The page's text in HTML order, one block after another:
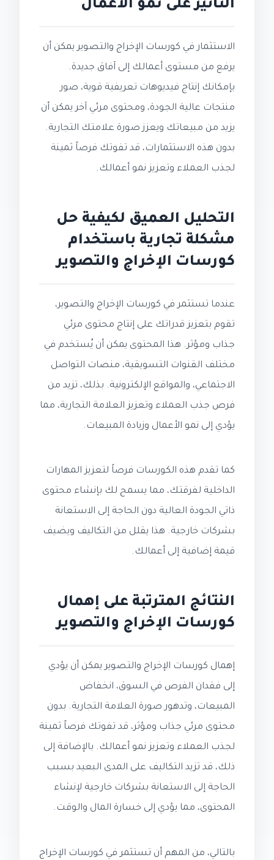
التأثير على نمو الأعمال
الاستثمار في كورسات الإخراج والتصوير يمكن أن
يرفع من مستوى أعمالك إلى آفاق جديدة.
بإمكانك إنتاج فيديوهات تعريفية قوية، صور
منتجات عالية الجودة، ومحتوى مرئي آخر يمكن أن
يزيد من مبيعاتك ويعزز صورة علامتك التجارية.
بدون هذه الاستثمارات، قد تفوتك فرصاً ثمينة
لجذب العملاء وتعزيز نمو أعمالك.
التحليل العميق لكيفية حل
مشكلة تجارية باستخدام
كورسات الإخراج والتصوير
عندما تستثمر في كورسات الإخراج والتصوير،
تقوم بتعزيز قدراتك على إنتاج محتوى مرئي
جذاب ومؤثر. هذا المحتوى يمكن أن يُستخدم في
مختلف القنوات التسويقية، منصات التواصل
الاجتماعي، والمواقع الإلكترونية. بذلك، تزيد من
فرص جذب العملاء وتعزيز العلامة التجارية، مما
يؤدي إلى نمو الأعمال وزيادة المبيعات.
كما تقدم هذه الكورسات فرصاً لتعزيز المهارات
الداخلية لفرقتك، مما يسمح لك بإنشاء محتوى
ذاتي الجودة العالية دون الحاجة إلى الاستعانة
بشركات خارجية. هذا يقلل من التكاليف ويضيف
قيمة إضافية إلى أعمالك.
النتائج المترتبة على إهمال
كورسات الإخراج والتصوير
إهمال كورسات الإخراج والتصوير يمكن أن يؤدي
إلى فقدان الفرص في السوق، انخفاض
المبيعات، وتدهور صورة العلامة التجارية. بدون
محتوى مرئي جذاب ومؤثر، قد تفوتك فرصاً ثمينة
لجذب العملاء وتعزيز نمو أعمالك. بالإضافة إلى
ذلك، قد تزيد التكاليف على المدى البعيد بسبب
الحاجة إلى الاستعانة بشركات خارجية لإنشاء
المحتوى، مما يؤدي إلى خسارة المال والوقت.
بالتالي، من المهم أن تستثمر في كورسات الإخراج